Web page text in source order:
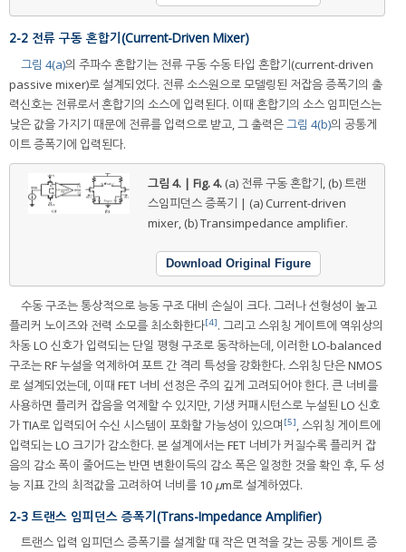
2-2 전류 구동 혼합기(Current-Driven Mixer)
그림 4(a)의 주파수 혼합기는 전류 구동 수동 타입 혼합기(current-driven
passive mixer)로 설계되었다. 전류 소스원으로 모델링된 저잡음 증폭기의 출
력신호는 전류로서 혼합기의 소스에 입력된다. 이때 혼합기의 소스 임피던스는
낮은 값을 가지기 때문에 전류를 입력으로 받고, 그 출력은그림 4(b)의 공통게
이트 증폭기에 입력된다.
그림 4. | Fig. 4. (a) 전류 구동 혼합기, (b) 트랜
스임피던스 증폭기 | (a) Current-driven
mixer, (b) Transimpedance amplifier.
Download Original Figure
수동 구조는 통상적으로 능동 구조 대비 손실이 크다. 그러나 선형성이 높고
플리커 노이즈와 전력 소모를 최소화한다[4]. 그리고 스위칭 게이트에 역위상의
차동 LO 신호가 입력되는 단일 평형 구조로 동작하는데, 이러한 LO-balanced
구조는 RF 누설을 억제하여 포트 간 격리 특성을 강화한다. 스위칭 단은 NMOS
로 설계되었는데, 이때 FET 너비 선정은 주의 깊게 고려되어야 한다. 큰 너비를
사용하면 플리커 잡음을 억제할 수 있지만, 기생 커패시턴스로 누설된 LO 신호
가 TIA로 입력되어 수신 시스템이 포화할 가능성이 있으며 [5], 스위칭 게이트에
입력되는 LO 크기가 감소한다. 본 설계에서는 FET 너비가 커질수록 플리커 잡
음의 감소 폭이 줄어드는 반면 변환이득의 감소 폭은 일정한 것을 확인 후, 두 성
능 지표 간의 최적값을 고려하여 너비를 10 μm로 설계하였다.
2-3 트랜스 임피던스 증폭기(Trans-Impedance Amplifier)
트랜스 입력 임피던스 증폭기를 설계할 때 작은 면적을 갖는 공통 게이트 증